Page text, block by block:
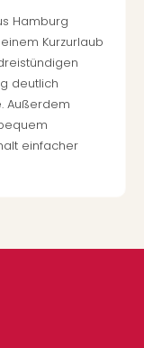
Hamburg
Kurzurlaub
deutlich
Außerdem
einfacher